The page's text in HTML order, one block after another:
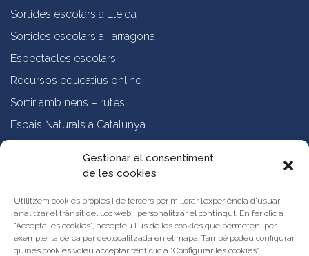
Gestionar el consentiment
de les cookies
Utilitzem cookies pròpies i de tercers per millorar l’experiència d’usuari,
analitzar el trànsit del lloc web i personalitzar el contingut. En fer clic a
"Accepta les cookies", accepteu l’ús de les cookies que permeten, per
exemple, la cerca per geolocalitzada en el mapa. També podeu configurar
quines cookies voleu acceptar fent clic a “Configurar les cookies”.
Sortides escolars a Lleida
Sortides escolars a Tarragona
Espectacles escolars
Recursos educatius online
Sortir amb nens – rutes
Espais Naturals a Catalunya
Qui som?
Vols publicar les teves propostes al Portal d’Activitats Educatives de
Catalunya?
Condicions d’ús i avís legal